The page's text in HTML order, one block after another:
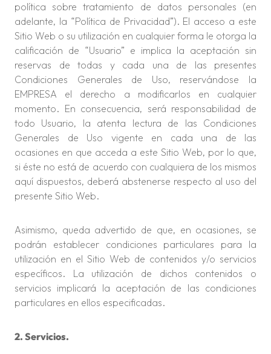
política sobre tratamiento de datos personales (en
adelante, la “Política de Privacidad”). El acceso a este
Sitio Web o su utilización en cualquier forma le otorga la
calificación de “Usuario” e implica la aceptación sin
reservas de todas y cada una de las presentes
Condiciones Generales de Uso, reservándose la
EMPRESA el derecho a modificarlos en cualquier
momento. En consecuencia, será responsabilidad de
todo Usuario, la atenta lectura de las Condiciones
Generales de Uso vigente en cada una de las
ocasiones en que acceda a este Sitio Web, por lo que,
si éste no está de acuerdo con cualquiera de los mismos
aquí dispuestos, deberá abstenerse respecto al uso del
presente Sitio Web.
Asimismo, queda advertido de que, en ocasiones, se
podrán establecer condiciones particulares para la
utilización en el Sitio Web de contenidos y/o servicios
específicos. La utilización de dichos contenidos o
servicios implicará la aceptación de las condiciones
particulares en ellos especificadas.
2. Servicios.